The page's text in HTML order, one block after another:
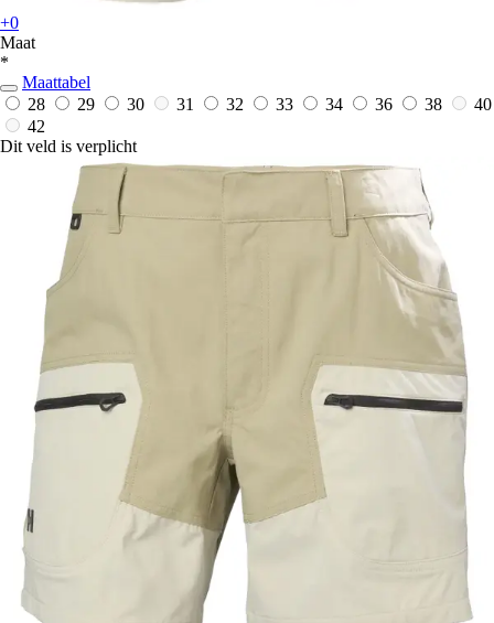
+0
Maat
*
Maattabel
28
29 30 31 32 33 34 36 38
40
42
Dit veld is verplicht